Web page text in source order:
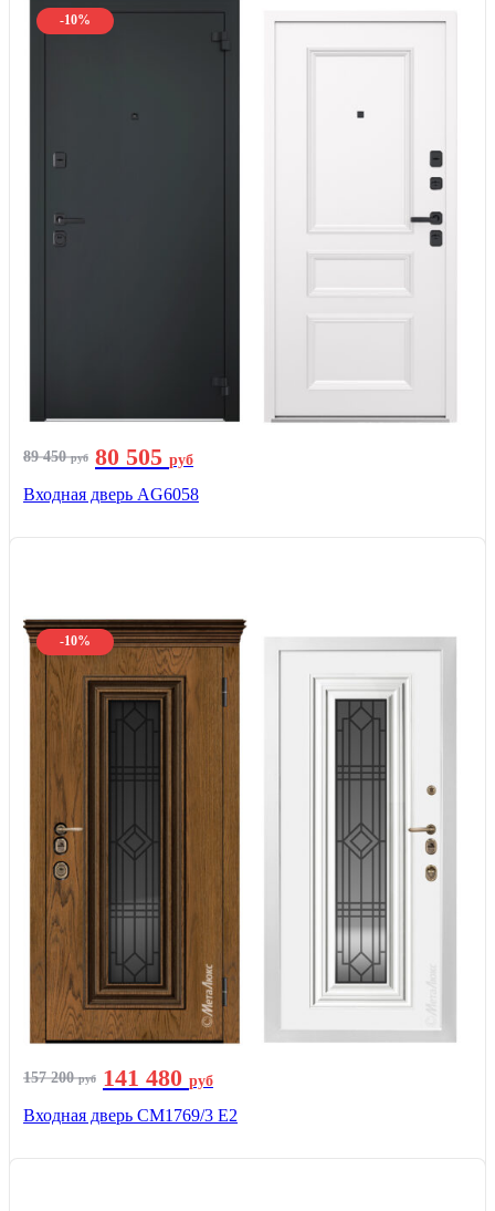
-10%
89 450руб 80 505 руб
Входная дверь AG6058
-10%
157 200руб 141 480 руб
Входная дверь СМ1769/3 Е2